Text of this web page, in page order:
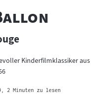
Kinderfilmklassiker aus
, 2 Minuten zu lesen